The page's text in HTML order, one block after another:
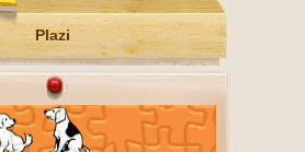
Plazi